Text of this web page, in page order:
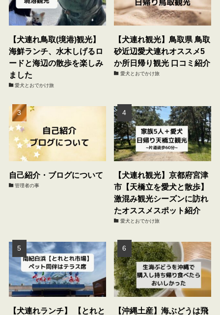
【犬連れ鳥取(境港)観光】
海鮮ランチ、水木しげるロ
ードと海辺の散歩を楽しみ
ました
愛犬とおでかけ旅
【犬連れ観光】鳥取県 鳥取
砂近辺愛犬連れオススメ5
か所日帰り観光 口コミ紹介
愛犬とおでかけ旅
自己紹介・ブログについて
管理者の事
【犬連れ観光】京都府宮津
市【天橋立を愛犬と散歩】
激混み観光シーズンに訪れ
たオススメスポット紹介
愛犬とおでかけ旅
【犬連れランチ】 【とれと 【沖縄土産】海ぶどうは飛